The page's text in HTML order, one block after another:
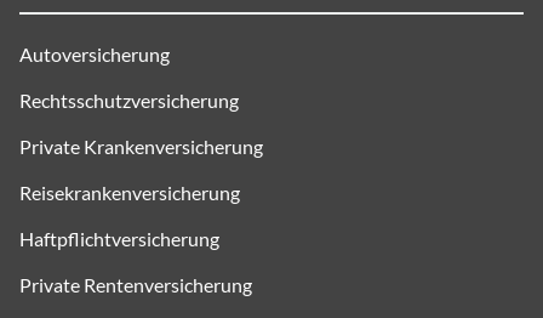
Autoversicherung
Rechtsschutzversicherung
Private Krankenversicherung
Reisekrankenversicherung
Haftpflichtversicherung
Private Rentenversicherung